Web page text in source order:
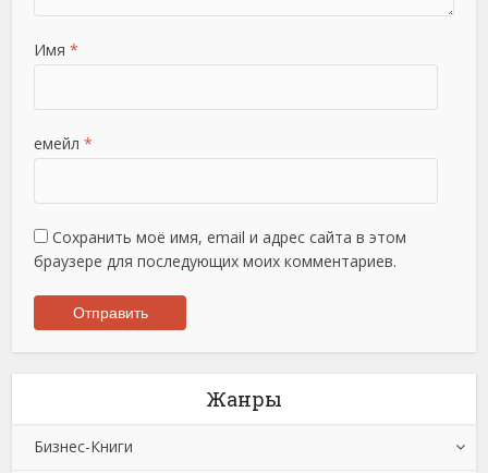
Имя *
емейл *
Сохранить моё имя, email и адрес сайта в этом
браузере для последующих моих комментариев.
Жанры
Бизнес-Книги